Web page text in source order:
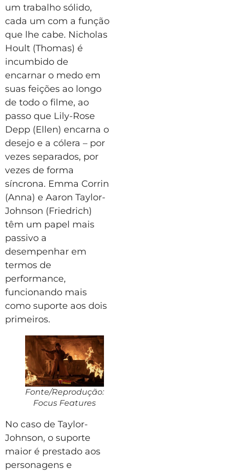
um trabalho sólido,
cada um com a função
que lhe cabe. Nicholas
Hoult (Thomas) é
incumbido de
encarnar o medo em
suas feições ao longo
de todo o filme, ao
passo que Lily-Rose
Depp (Ellen) encarna o
desejo e a cólera – por
vezes separados, por
vezes de forma
síncrona. Emma Corrin
(Anna) e Aaron Taylor-
Johnson (Friedrich)
têm um papel mais
passivo a
desempenhar em
termos de
performance,
funcionando mais
como suporte aos dois
primeiros.
Fonte/Reprodução:
Focus Features
No caso de Taylor-
Johnson, o suporte
maior é prestado aos
personagens e